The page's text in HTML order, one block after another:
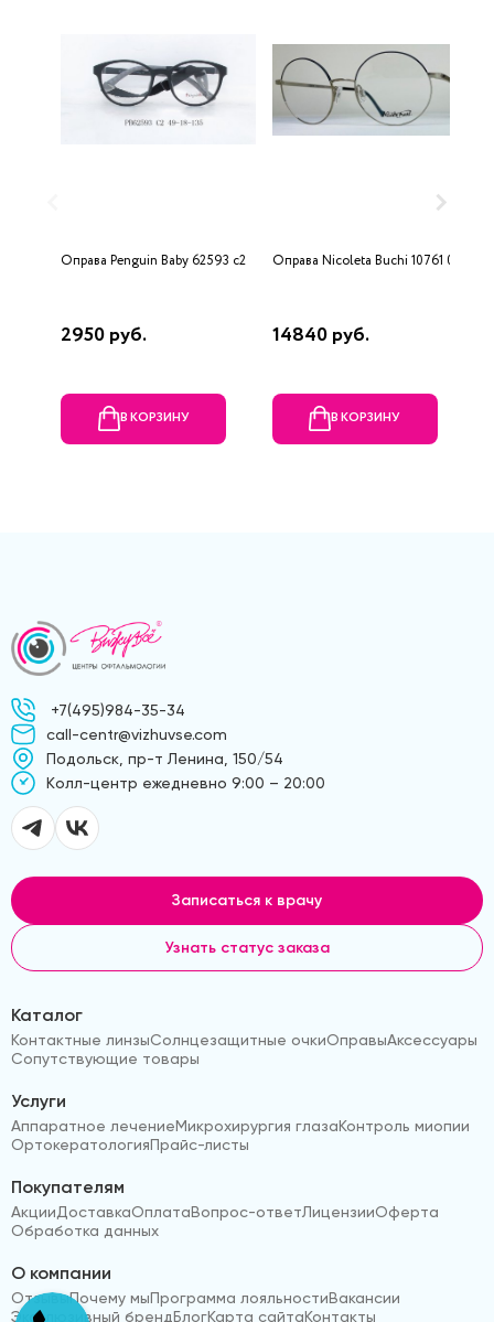
Оправа Penguin Baby 62593 c2
2950 руб.
В КОРЗИНУ
Оправа Nicoleta Buchi 10761 02
14840 руб.
В КОРЗИНУ
+7(495)984-35-34
call-centr@vizhuvse.com
Подольск, пр-т Ленина, 150/54
Kолл-центр ежедневно 9:00 – 20:00
Записаться к врачу
Узнать статус заказа
Каталог
Контактные линзыСолнцезащитные очкиОправыАксессуары
Сопутствующие товары
Услуги
Аппаратное лечениеМикрохирургия глазаКонтроль миопии
ОртокератологияПрайс-листы
Покупателям
АкцииДоставкаОплатаВопрос-ответЛицензииОферта
Обработка данных
О компании
ОтзывыПочему мыПрограмма лояльностиВакансии
Эксклюзивный брендБлогКарта сайтаКонтакты